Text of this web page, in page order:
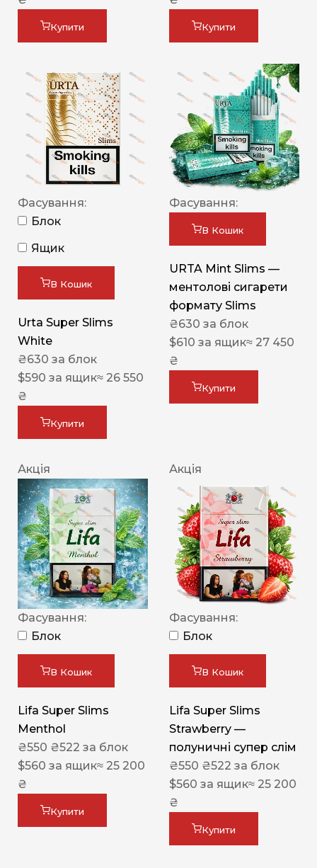
Купити Купити
Фасування:
Блок
Ящик
В Кошик
Urta Super Slims
White
₴630 за блок
$590 за ящик≈ 26 550
₴
Купити
Фасування:
В Кошик
URTA Mint Slims —
ментолові сигарети
формату Slims
₴630 за блок
$610 за ящик≈ 27 450
₴
Купити
Акція
Фасування:
Блок
В Кошик
Lifa Super Slims
Menthol
₴550 ₴522 за блок
$560 за ящик≈ 25 200
₴
Купити
Акція
Фасування:
Блок
В Кошик
Lifa Super Slims
Strawberry —
полуничні супер слім
₴550 ₴522 за блок
$560 за ящик≈ 25 200
₴
Купити